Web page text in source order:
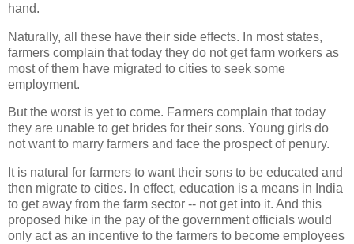
hand.
Naturally, all these have their side effects. In most states,
farmers complain that today they do not get farm workers as
most of them have migrated to cities to seek some
employment.
But the worst is yet to come. Farmers complain that today
they are unable to get brides for their sons. Young girls do
not want to marry farmers and face the prospect of penury.
It is natural for farmers to want their sons to be educated and
then migrate to cities. In effect, education is a means in India
to get away from the farm sector -- not get into it. And this
proposed hike in the pay of the government officials would
only act as an incentive to the farmers to become employees